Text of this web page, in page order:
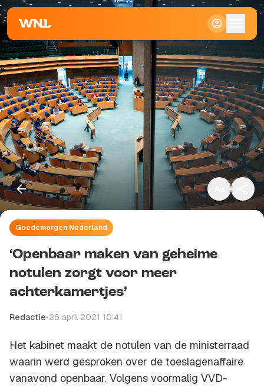
Klein
Standaard
Groot
Goedemorgen Nederland
‘Openbaar maken van geheime
notulen zorgt voor meer
achterkamertjes’
Redactie•26 april 2021 10:41
Het kabinet maakt de notulen van de ministerraad
waarin werd gesproken over de toeslagenaffaire
vanavond openbaar. Volgens voormalig VVD-